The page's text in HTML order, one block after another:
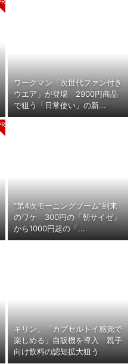
ワークマン「次世代ファン付き
ウエア」が登場 2900円商品
で狙う「日常使い」の新...
“第4次モーニングブーム”到来
のワケ 300円の「朝サイゼ」
から1000円超の「...
キリン、「カプセルトイ感覚で
楽しめる」自販機を導入 親子
向け飲料の認知拡大狙う